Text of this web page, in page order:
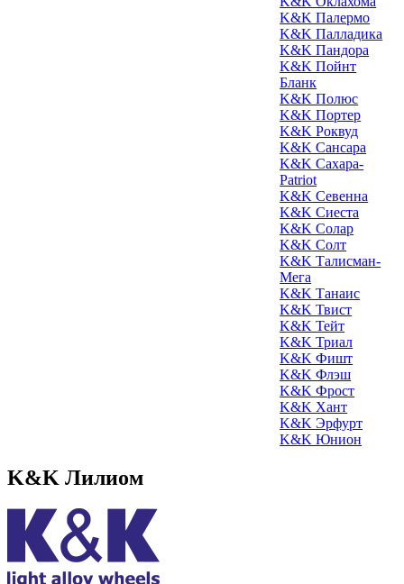
K&K Палермо
K&K Палладика
K&K Пандора
K&K Пойнт
Бланк
K&K Полюс
K&K Портер
K&K Роквуд
K&K Сансара
K&K Сахара-
Patriot
K&K Севенна
K&K Сиеста
K&K Солар
K&K Солт
K&K Талисман-
Мега
K&K Танаис
K&K Твист
K&K Тейт
K&K Триал
K&K Фишт
K&K Флэш
K&K Фрост
K&K Хант
K&K Эрфурт
K&K Юнион
K&K Лилиом